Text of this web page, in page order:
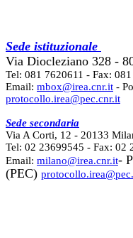
Sede istituzionale
Via Diocleziano 328 -
Tel: 081 7620611 - Fax:
Email: mbox@irea.cnr.it -
protocollo.irea@pec.cnr.it
Sede secondaria
Via A Corti, 12 - 20133
Tel: 02 23699545 - Fax: 02
Email: milano@irea.cnr.it-
(PEC)